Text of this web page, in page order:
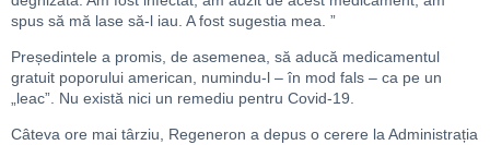
spus să mă lase să-l iau. A fost sugestia mea. ”
Președintele a promis, de asemenea, să aducă medicamentul
gratuit poporului american, numindu-l – în mod fals – ca pe un
„leac”. Nu există nici un remediu pentru Covid-19.
Câteva ore mai târziu, Regeneron a depus o cerere la Administrația